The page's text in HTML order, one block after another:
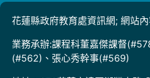
花蓮縣政府教育處資訊網; 網站內
業務承辦:課程科董嘉傑課督
(#562)、張心秀幹事(#569)